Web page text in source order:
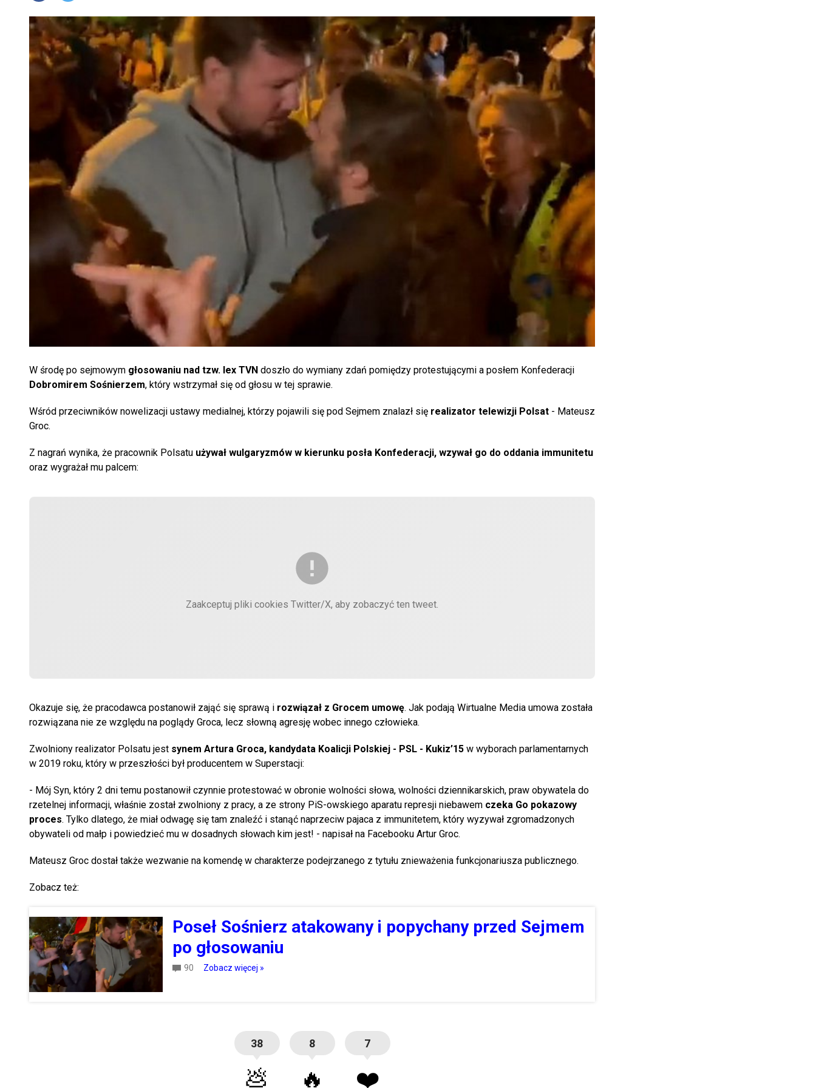
W środę po sejmowym głosowaniu nad tzw. lex TVN doszło do wymiany zdań pomiędzy protestującymi a posłem Konfederacji
Dobromirem Sośnierzem, który wstrzymał się od głosu w tej sprawie.
Wśród przeciwników nowelizacji ustawy medialnej, którzy pojawili się pod Sejmem znalazł się realizator telewizji Polsat - Mateusz
Groc.
Z nagrań wynika, że pracownik Polsatu używał wulgaryzmów w kierunku posła Konfederacji, wzywał go do oddania immunitetu
oraz wygrażał mu palcem:
Zaakceptuj pliki cookies Twitter/X, aby zobaczyć ten tweet.
Okazuje się, że pracodawca postanowił zająć się sprawą i rozwiązał z Grocem umowę. Jak podają Wirtualne Media umowa została
rozwiązana nie ze względu na poglądy Groca, lecz słowną agresję wobec innego człowieka.
Zwolniony realizator Polsatu jest synem Artura Groca, kandydata Koalicji Polskiej - PSL - Kukiz’15 w wyborach parlamentarnych
w 2019 roku, który w przeszłości był producentem w Superstacji:
- Mój Syn, który 2 dni temu postanowił czynnie protestować w obronie wolności słowa, wolności dziennikarskich, praw obywatela do
rzetelnej informacji, właśnie został zwolniony z pracy, a ze strony PiS-owskiego aparatu represji niebawem czeka Go pokazowy
proces. Tylko dlatego, że miał odwagę się tam znaleźć i stanąć naprzeciw pajaca z immunitetem, który wyzywał zgromadzonych
obywateli od małp i powiedzieć mu w dosadnych słowach kim jest! - napisał na Facebooku Artur Groc.
Mateusz Groc dostał także wezwanie na komendę w charakterze podejrzanego z tytułu znieważenia funkcjonariusza publicznego.
Zobacz też:
Poseł Sośnierz atakowany i popychany przed Sejmem
po głosowaniu
90 Zobacz więcej »
38
💩
8
🔥
7
❤️